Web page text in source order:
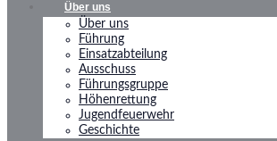
Über uns
Über uns
Führung
Einsatzabteilung
Ausschuss
Führungsgruppe
Höhenrettung
Jugendfeuerwehr
Geschichte